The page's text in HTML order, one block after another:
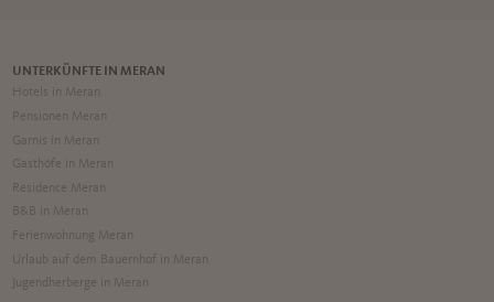
UNTERKÜNFTE IN MERAN
Hotels in Meran
Pensionen Meran
Garnis in Meran
Gasthöfe in Meran
Residence Meran
B&B in Meran
Ferienwohnung Meran
Urlaub auf dem Bauernhof in Meran
Jugendherberge in Meran